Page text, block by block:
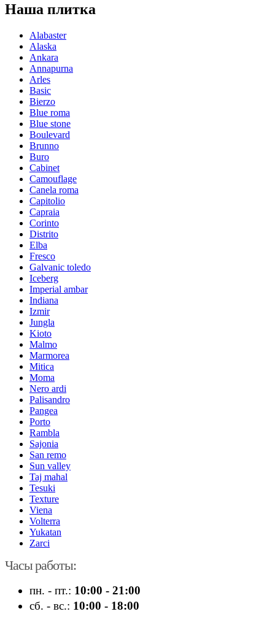
Наша плитка
Alabaster
Alaska
Ankara
Annapurna
Arles
Basic
Bierzo
Blue roma
Blue stone
Boulevard
Brunno
Buro
Cabinet
Camouflage
Canela roma
Capitolio
Capraia
Corinto
Distrito
Elba
Fresco
Galvanic toledo
Iceberg
Imperial ambar
Indiana
Izmir
Jungla
Kioto
Malmo
Marmorea
Mitica
Moma
Nero ardi
Palisandro
Pangea
Porto
Rambla
Sajonia
San remo
Sun valley
Taj mahal
Tesuki
Texture
Viena
Volterra
Yukatan
Zarci
Часы работы:
пн. - пт.: 10:00 - 21:00
сб. - вс.: 10:00 - 18:00